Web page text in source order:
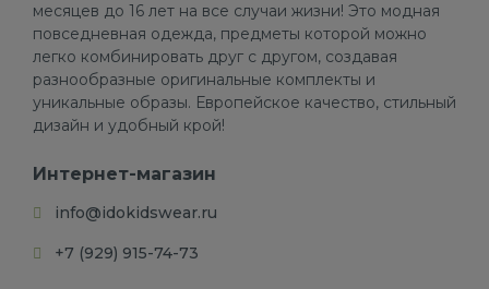
месяцев до 16 лет на все случаи жизни! Это модная
повседневная одежда, предметы которой можно
легко комбинировать друг с другом, создавая
разнообразные оригинальные комплекты и
уникальные образы. Европейское качество, стильный
дизайн и удобный крой!
Интернет-магазин
info@idokidswear.ru
+7 (929) 915-74-73